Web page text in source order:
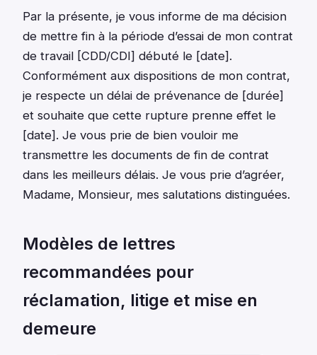
Par la présente, je vous informe de ma décision
de mettre fin à la période d’essai de mon contrat
de travail [CDD/CDI] débuté le [date].
Conformément aux dispositions de mon contrat,
je respecte un délai de prévenance de [durée]
et souhaite que cette rupture prenne effet le
[date]. Je vous prie de bien vouloir me
transmettre les documents de fin de contrat
dans les meilleurs délais. Je vous prie d’agréer,
Madame, Monsieur, mes salutations distinguées.
Modèles de lettres
recommandées pour
réclamation, litige et mise en
demeure